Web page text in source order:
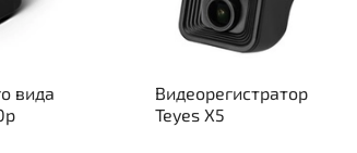
вида
Видеорегистратор
Teyes X5